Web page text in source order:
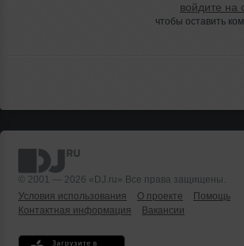
войдите на
чтобы оставить
© 2001 — 2026 «DJ.ru» Все права защищены.
Условия использования
О проекте Помощь
Контактная информация
Вакансии